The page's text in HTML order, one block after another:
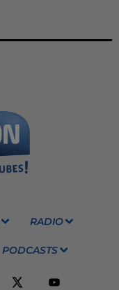
RADIO
PODCASTS